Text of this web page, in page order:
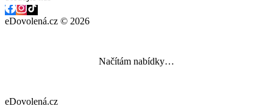
eDovolená.cz © 2026
Načítám nabídky…
eDovolená.cz